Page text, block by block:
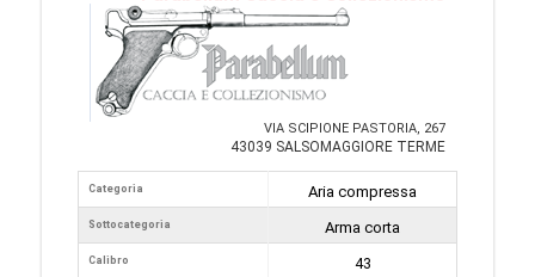
VIA SCIPIONE PASTORIA, 267
43039 SALSOMAGGIORE TERME
Categoria
Sottocategoria
Calibro
Aria compressa
Arma corta
43